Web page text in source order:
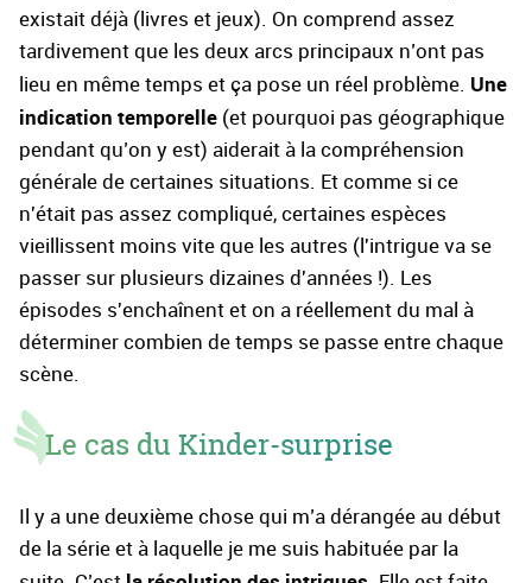
existait déjà (livres et jeux). On comprend assez
tardivement que les deux arcs principaux n’ont pas
lieu en même temps et ça pose un réel problème. Une
indication temporelle (et pourquoi pas géographique
pendant qu’on y est) aiderait à la compréhension
générale de certaines situations. Et comme si ce
n'était pas assez compliqué, certaines espèces
vieillissent moins vite que les autres (l'intrigue va se
passer sur plusieurs dizaines d'années !). Les
épisodes s'enchaînent et on a réellement du mal à
déterminer combien de temps se passe entre chaque
scène.
Le cas du Kinder-surprise
Il y a une deuxième chose qui m’a dérangée au début
de la série et à laquelle je me suis habituée par la